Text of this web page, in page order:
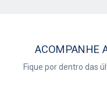
Fique por dentro das